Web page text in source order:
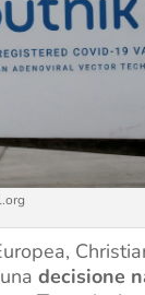
unadecisione